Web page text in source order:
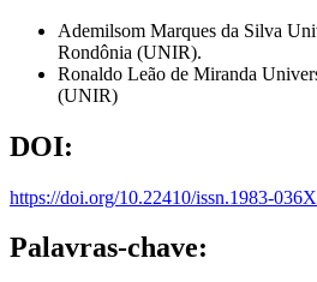
Ademilsom Marques da Silva
Rondônia (UNIR).
Ronaldo Leão de Miranda
(UNIR)
DOI:
https://doi.org/10.22410/issn.1983-
Palavras-chave: